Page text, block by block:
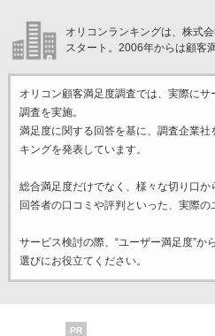
オリコンランキングは、株式
スタート。2006年からは顧客
オリコン顧客満足度調査では、実際にサ
調査を実施。
満足度に関する回答を基に、調査企業社
キングを発表しています。
総合満足度だけでなく、様々な切り口か
回答者の口コミや評判といった、実際の
サービス検討の際、“ユーザー満足度”か
選びにお役立てください。
PR